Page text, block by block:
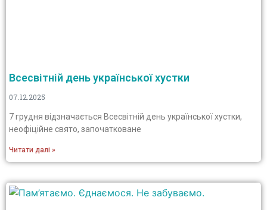
Всесвітній день української хустки
07.12.2025
7 грудня відзначається Всесвітній день української хустки,
неофіційне свято, започатковане
Читати далі »